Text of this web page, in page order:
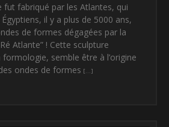
fut fabriqué par les Atlantes, qui
il y a plus de 5000 ans,
de formes dégagées par la
Atlante” ! Cette sculpture
semble être à l’origine
ondes de formes